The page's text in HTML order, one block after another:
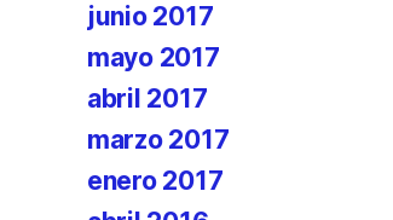
junio 2017
mayo 2017
abril 2017
marzo 2017
enero 2017